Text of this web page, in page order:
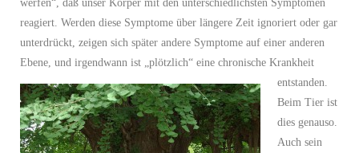
werfen“, daß unser Körper mit den unterschiedlichsten Symptomen
reagiert. Werden diese Symptome über längere Zeit ignoriert oder gar
unterdrückt, zeigen sich später andere Symptome auf einer anderen
Ebene, und irgendwann ist „plötzlich“ eine chronische Krankheit
entstanden.
Beim Tier ist
dies genauso.
Auch sein